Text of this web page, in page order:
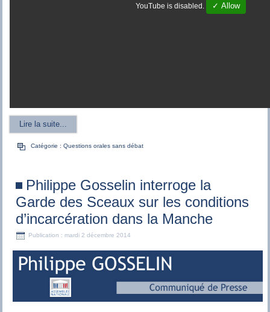
YouTube is disabled. ✓ Allow
Lire la suite...
Catégorie :Questions orales sans débat
Philippe Gosselin interroge la
Garde des Sceaux sur les conditions
d’incarcération dans la Manche
Publication : mardi 2 décembre 2014